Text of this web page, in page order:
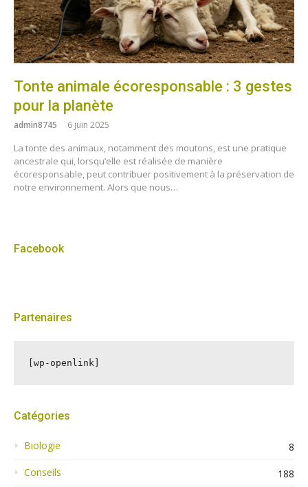
Tonte animale écoresponsable : 3 gestes
pour la planète
admin8745 6 juin 2025
La tonte des animaux, notamment des moutons, est une pratique
ancestrale qui, lorsqu’elle est réalisée de manière
écoresponsable, peut contribuer positivement à la préservation de
notre environnement. Alors que nous…
Facebook
Partenaires
[wp-openlink]
Catégories
Biologie
8
Conseils
188